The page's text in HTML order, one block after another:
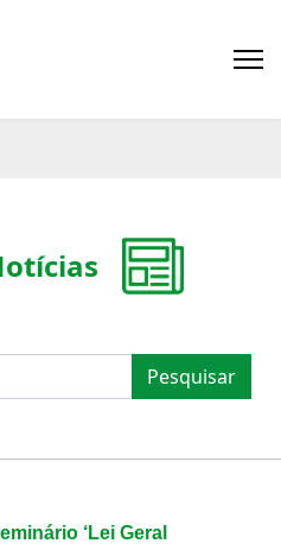
Pesquisar
‘Lei Geral